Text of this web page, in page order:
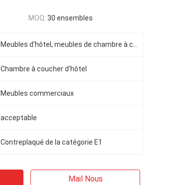
MOQ: 30 ensembles
Chambre à coucher d'hôtel
Meubles commerciaux
acceptable
Contreplaqué de la catégorie E1
Mail Nous